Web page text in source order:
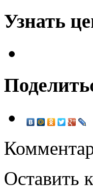
Узнать
Оставить